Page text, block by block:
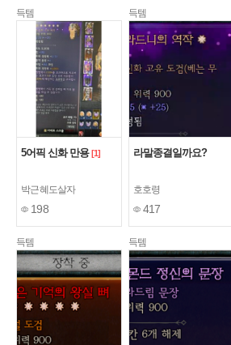
득템
5어픽 신화 만용 [1]
박근혜도살자
198
득템
라말종결일까요?
호호령
417
득템 득템